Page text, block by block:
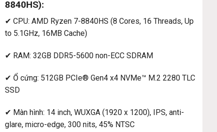
8840HS):
✔ CPU: AMD Ryzen 7-8840HS (8 Cores, 16 Threads, Up
to 5.1GHz, 16MB Cache)
✔ RAM: 32GB DDR5-5600 non-ECC SDRAM
✔ Ổ cứng: 512GB PCIe® Gen4 x4 NVMe™ M.2 2280 TLC
SSD
✔ Màn hình: 14 inch, WUXGA (1920 x 1200), IPS, anti-
glare, micro-edge, 300 nits, 45% NTSC